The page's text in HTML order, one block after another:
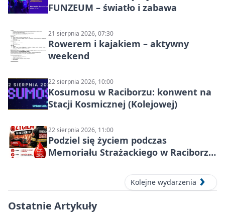
FUNZEUM – światło i zabawa
21 sierpnia 2026, 07:30
Rowerem i kajakiem – aktywny
weekend
22 sierpnia 2026, 10:00
Kosumosu w Raciborzu: konwent na
Stacji Kosmicznej (Kolejowej)
22 sierpnia 2026, 11:00
Podziel się życiem podczas
Memoriału Strażackiego w Raciborzu
Kolejne wydarzenia
Ostatnie Artykuły